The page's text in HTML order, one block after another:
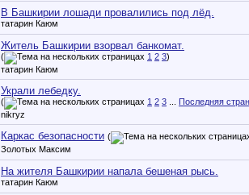
В Башкирии лошади провалились под лёд.
татарин Каюм
Житель Башкирии взорвал банкомат.
( 1 2 3)
татарин Каюм
Украли лебедку.
( 1 2 3
Последняя
nikryz
Каркас безопасности (
Золотых Максим
На жителя Башкирии напала бешеная рысь.
татарин Каюм